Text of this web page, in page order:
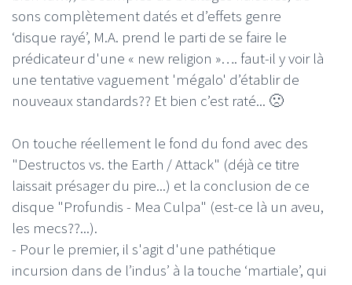
sons complètement datés et d’effets genre
‘disque rayé’, M.A. prend le parti de se faire le
prédicateur d'une « new religion »…. faut-il y voir là
une tentative vaguement 'mégalo' d’établir de
nouveaux standards?? Et bien c’est raté... 🙁
On touche réellement le fond du fond avec des
"Destructos vs. the Earth / Attack" (déjà ce titre
laissait présager du pire...) et la conclusion de ce
disque "Profundis - Mea Culpa" (est-ce là un aveu,
les mecs??...).
- Pour le premier, il s'agit d'une pathétique
incursion dans de l’indus’ à la touche ‘martiale’, qui